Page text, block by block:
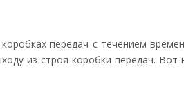
передач с течением
из строя коробки передач. Вот